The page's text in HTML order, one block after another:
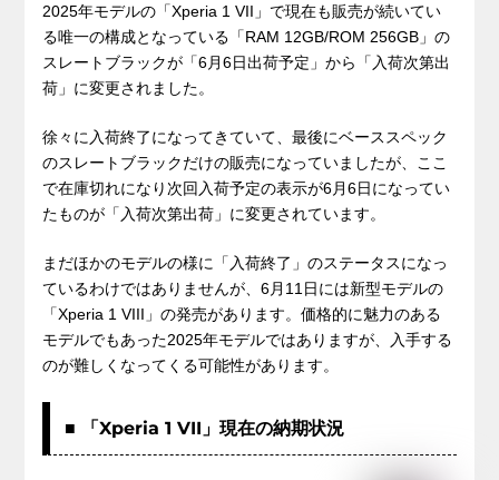
2025年モデルの「Xperia 1 VII」で現在も販売が続いてい
る唯一の構成となっている「RAM 12GB/ROM 256GB」の
スレートブラックが「6月6日出荷予定」から「入荷次第出
荷」に変更されました。
徐々に入荷終了になってきていて、最後にベーススペック
のスレートブラックだけの販売になっていましたが、ここ
で在庫切れになり次回入荷予定の表示が6月6日になってい
たものが「入荷次第出荷」に変更されています。
まだほかのモデルの様に「入荷終了」のステータスになっ
ているわけではありませんが、6月11日には新型モデルの
「Xperia 1 VIII」の発売があります。価格的に魅力のある
モデルでもあった2025年モデルではありますが、入手する
のが難しくなってくる可能性があります。
■ 「Xperia 1 VII」現在の納期状況